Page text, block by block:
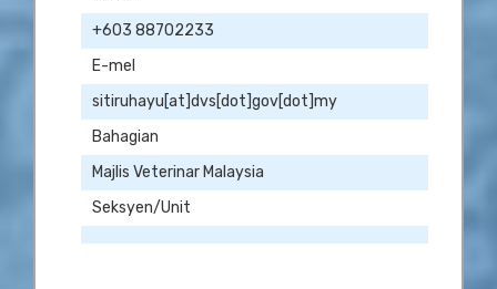
+603 88702233
E-mel
sitiruhayu[at]dvs[dot]gov[dot]my
Bahagian
Majlis Veterinar Malaysia
Seksyen/Unit